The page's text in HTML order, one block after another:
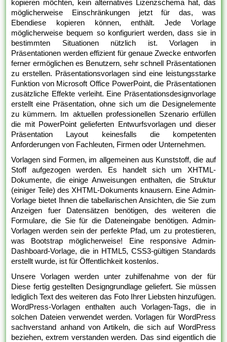
kopieren möchten, kein alternatives Lizenzschema hat, das
möglicherweise Einschränkungen jetzt für das, was
Ebendiese kopieren können, enthält. Jede Vorlage
möglicherweise bequem so konfiguriert werden, dass sie in
bestimmten Situationen nützlich ist. Vorlagen in
Präsentationen werden effizient für genaue Zwecke entworfen
ferner ermöglichen es Benutzern, sehr schnell Präsentationen
zu erstellen. Präsentationsvorlagen sind eine leistungsstarke
Funktion von Microsoft Office PowerPoint, die Präsentationen
zusätzliche Effekte verleiht. Eine Präsentationsdesignvorlage
erstellt eine Präsentation, ohne sich um die Designelemente
zu kümmern. Im aktuellen professionellen Szenario erfüllen
die mit PowerPoint gelieferten Entwurfsvorlagen und dieser
Präsentation Layout keinesfalls die kompetenten
Anforderungen von Fachleuten, Firmen oder Unternehmen.
Vorlagen sind Formen, im allgemeinen aus Kunststoff, die auf
Stoff aufgezogen werden. Es handelt sich um XHTML-
Dokumente, die einige Anweisungen enthalten, die Struktur
(einiger Teile) des XHTML-Dokuments knausern. Eine Admin-
Vorlage bietet Ihnen die tabellarischen Ansichten, die Sie zum
Anzeigen fuer Datensätzen benötigen, des weiteren die
Formulare, die Sie für die Dateneingabe benötigen. Admin-
Vorlagen werden sein der perfekte Pfad, um zu protestieren,
was Bootstrap möglicherweise! Eine responsive Admin-
Dashboard-Vorlage, die in HTML5, CSS3-gültigen Standards
erstellt wurde, ist für Öffentlichkeit kostenlos.
Unsere Vorlagen werden unter zuhilfenahme von der für
Diese fertig gestellten Designgrundlage geliefert. Sie müssen
lediglich Text des weiteren das Foto Ihrer Liebsten hinzufügen.
WordPress-Vorlagen enthalten auch Vorlagen-Tags, die in
solchen Dateien verwendet werden. Vorlagen für WordPress
sachverstand anhand von Artikeln, die sich auf WordPress
beziehen, extrem verstanden werden. Das sind eigentlich die